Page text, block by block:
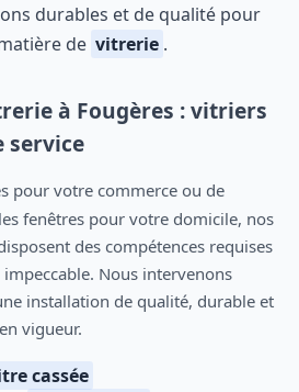
durables et de qualité pour
de vitrerie .
à Fougères : vitriers
service
fenêtres pour votre domicile, nos
des compétences requises
Nous intervenons
installation de qualité, durable et
vigueur.
cassée